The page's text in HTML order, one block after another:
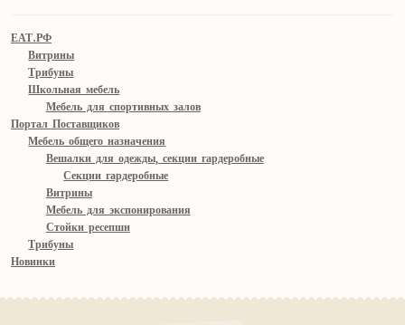
ЕАТ.РФ
Витрины
Трибуны
Школьная мебель
Мебель для спортивных залов
Портал Поставщиков
Мебель общего назначения
Вешалки для одежды, секции гардеробные
Секции гардеробные
Витрины
Мебель для экспонирования
Стойки ресепшн
Трибуны
Новинки